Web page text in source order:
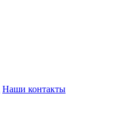
Наши контакты